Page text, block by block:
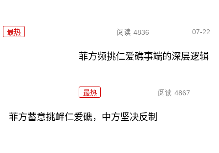
最热 阅读 4836 07-22
菲方频挑仁爱礁事端的深层逻辑
最热 阅读 4867
菲方蓄意挑衅仁爱礁，中方坚决反制